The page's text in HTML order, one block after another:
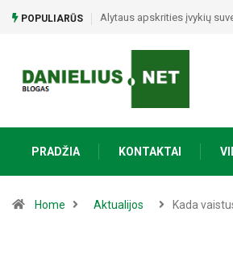
POPULIARŪS Orai Lietuvoje: po 32
PRADŽIA KONTAKTAI
Home Aktualijos Kada